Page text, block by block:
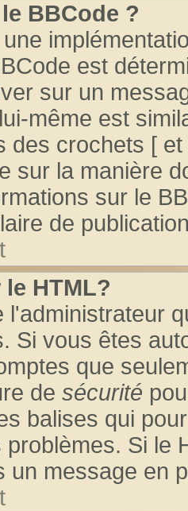
BBCode ?
est
sur un
même est
des crochets [
sur la manière
sur le
de
HTML?
l'administrateur
Si vous êtes
que
de sécurité
balises qui
Si le
un message en